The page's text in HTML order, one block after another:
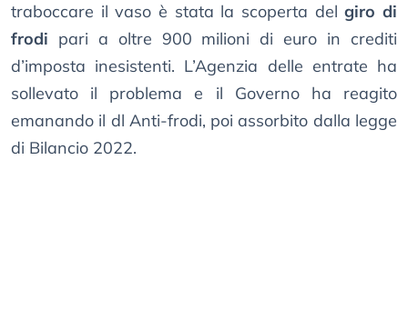
traboccare il vaso è stata la scoperta delgiro di
frodi pari a oltre 900 milioni di euro in crediti
d’imposta inesistenti. L’Agenzia delle entrate ha
sollevato il problema e il Governo ha reagito
emanando il dl Anti-frodi, poi assorbito dalla legge
di Bilancio 2022.